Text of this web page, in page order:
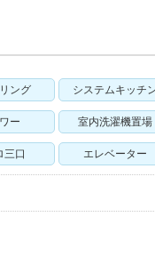
ング システムキッチ
ー 室内洗濯機置場
三口 エレベーター